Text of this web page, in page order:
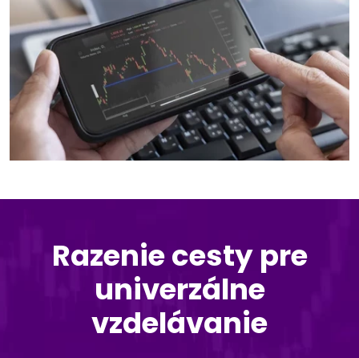
Razenie cesty pre
univerzálne
vzdelávanie